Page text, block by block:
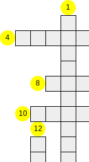
1
4
8
10
12